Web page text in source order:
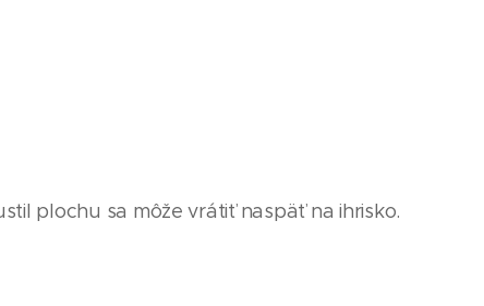
plochu sa môže vrátiť naspäť na ihrisko.